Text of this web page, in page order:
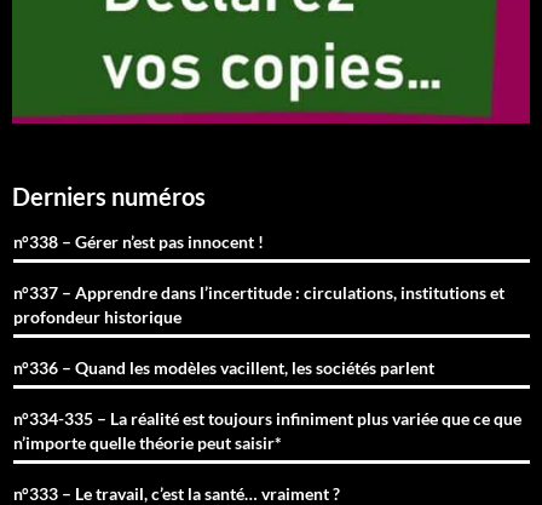
Derniers numéros
n°338 – Gérer n’est pas innocent !
n°337 – Apprendre dans l’incertitude : circulations, institutions et
profondeur historique
n°336 – Quand les modèles vacillent, les sociétés parlent
n°334-335 – La réalité est toujours infiniment plus variée que ce que
n’importe quelle théorie peut saisir*
n°333 – Le travail, c’est la santé… vraiment ?